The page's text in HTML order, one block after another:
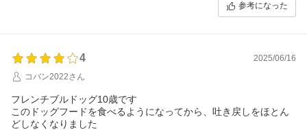
参考になった
4
2025/06/16
コバン2022さん
フレンチブルドッグ10歳です
このドッグフードを食べるようになってから、吐き戻しをほとん
どしなくなりました